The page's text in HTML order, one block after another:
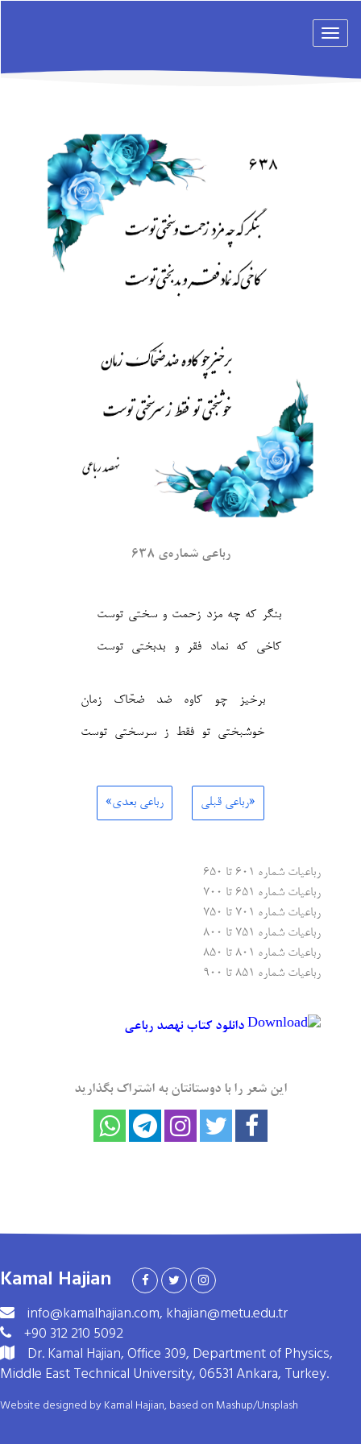
Toggle
رباعی شماره‌ی ۶۳۸
بنگر که چه مزد زحمت و سختی توست
کاخی که نماد فقر و بدبختی توست‎
برخیز چو کاوه ضد ضحّاک زمان
خوشبختی تو فقط ز سرسختی توست
«رباعی قبلی رباعی بعدی»
رباعیات شماره ۶۰۱ تا ۶۵۰
رباعیات شماره ۶۵۱ تا ۷۰۰
رباعیات شماره ۷۰۱ تا ۷۵۰
رباعیات شماره ۷۵۱ تا ۸۰۰
رباعیات شماره ۸۰۱ تا ۸۵۰
رباعیات شماره ۸۵۱ تا ۹۰۰
دانلود کتاب نهصد رباعی
این شعر را با دوستانتان به اشتراک بگذارید
Kamal Hajian
info@kamalhajian.com, khajian@metu.edu.tr
+90 312 210 5092
Dr. Kamal Hajian, Office 309, Department of Physics,
Middle East Technical University, 06531 Ankara, Turkey.
Website designed by Kamal Hajian, based on Mashup/Unsplash